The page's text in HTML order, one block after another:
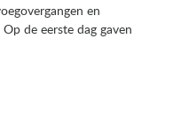
en
de eerste dag gaven